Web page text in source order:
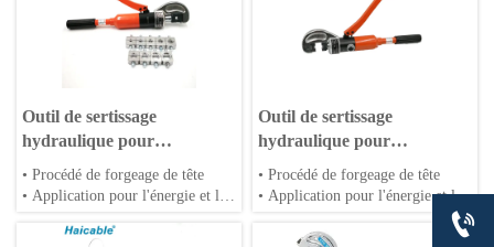
• Matrices spéciales disponibles
Outil de sertissage
hydraulique pour
connecteurs de câble 16-
240mm² HP-240C
• Procédé de forgeage de tête
• Application pour l'énergie et le
• Corps en alliage d'aluminium ou
Outil de sertissage
hydraulique pour
connecteurs de câbles 16-
300mm² HP-300C
• Procédé de forgeage de tête
• Application pour l'énergie et le
• Corps en alliage d'aluminium ou
